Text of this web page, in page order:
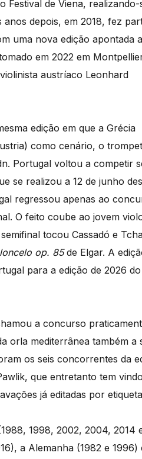
Festival de Viena,
depois, em 2018, fez
uma nova edição apontada
em 2022 em
austríaco Leonhard
edição em que a Grécia
como cenário, o
Portugal voltou a competir
se realizou a 12 de junho
regressou apenas ao
O feito coube ao jovem
tocou Cassadó e
op. 85de Elgar. A
para a edição de 2026 do
a concurso
orla mediterrânea também a
os seis concorrentes da
que entretanto tem
já editadas por
1998, 2002, 2004, 2014
a Alemanha (1982 e 1996)